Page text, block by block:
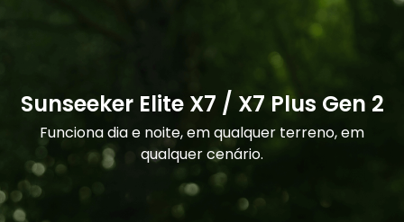
Sunseeker Elite X7 / X7 Plus Gen 2
Funciona dia e noite, em qualquer terreno, em
qualquer cenário.